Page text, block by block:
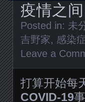
疫情之
Posted in: 未
吉野家, 感染
Leave a
打算开始每
COVID-19